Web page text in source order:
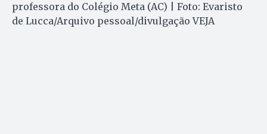
professora do Colégio Meta (AC) | Foto: Evaristo
de Lucca/Arquivo pessoal/divulgação VEJA